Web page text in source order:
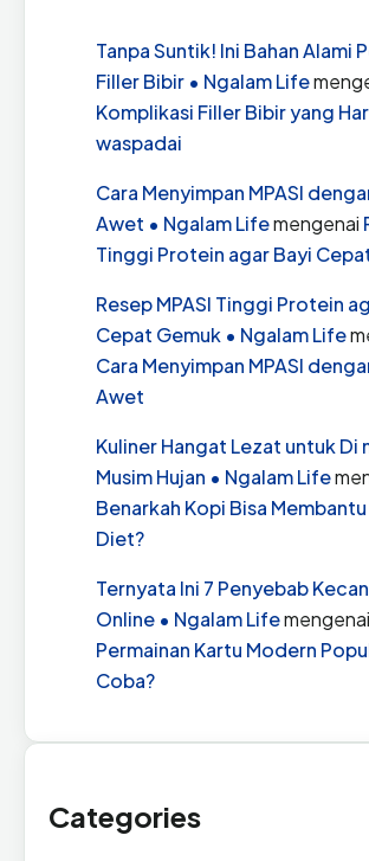
Tanpa Suntik! Ini Bahan Alami
Filler Bibir • Ngalam Life
Komplikasi Filler Bibir yang
waspadai
Cara Menyimpan MPASI
Awet • Ngalam Lifemengenai
Tinggi Protein agar Bayi
Resep MPASI Tinggi Protein
Cepat Gemuk • Ngalam Life
Cara Menyimpan MPASI
Awet
Kuliner Hangat Lezat untuk Di
Musim Hujan • Ngalam Life
Benarkah Kopi Bisa
Diet?
Ternyata Ini 7 Penyebab
Online • Ngalam Lifemengenai
Permainan Kartu Modern
Coba?
Categories